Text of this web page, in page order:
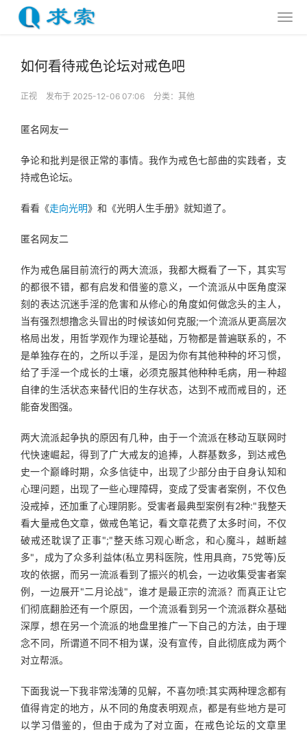
如何看待戒色论坛对戒色吧
正视 发布于 2025-12-06 07:06 分类： 其他
匿名网友一
争论和批判是很正常的事情。我作为戒色七部曲的实践者，支
持戒色论坛。
看看《走向光明》和《光明人生手册》就知道了。
匿名网友二
作为戒色届目前流行的两大流派，我都大概看了一下，其实写
的都很不错，都有启发和借鉴的意义，一个流派从中医角度深
刻的表达沉迷手淫的危害和从修心的角度如何做念头的主人，
当有强烈想撸念头冒出的时候该如何克服;一个流派从更高层次
格局出发，用哲学观作为理论基础，万物都是普遍联系的，不
是单独存在的，之所以手淫，是因为你有其他种种的坏习惯，
给了手淫一个成长的土壤，必须克服其他种种毛病，用一种超
自律的生活状态来替代旧的生存状态，达到不戒而戒目的，还
能奋发图强。
两大流派起争执的原因有几种，由于一个流派在移动互联网时
代快速崛起，得到了广大戒友的追捧，人群基数多，到达戒色
史一个巅峰时期，众多信徒中，出现了少部分由于自身认知和
心理问题，出现了一些心理障碍，变成了受害者案例，不仅色
没戒掉，还加重了心理阴影。受害者最典型案例有2种:"我整天
看大量戒色文章，做戒色笔记，看文章花费了太多时间，不仅
破戒还耽误了正事";"整天练习观心断念，和心魔斗，越断越
多"，成为了众多利益体(私立男科医院，性用具商，75党等)反
攻的依据，而另一流派看到了振兴的机会，一边收集受害者案
例，一边展开"二月论战"，谁才是最正宗的流派？而真正让它
们彻底翻脸还有一个原因，一个流派看到另一个流派群众基础
深厚，想在另一个流派的地盘里推广一下自己的方法，由于理
念不同，所谓道不同不相为谋，没有宣传，自此彻底成为两个
对立帮派。
下面我说一下我非常浅薄的见解，不喜勿喷:其实两种理念都有
值得肯定的地方，从不同的角度表明观点，都是有些地方是可
以学习借鉴的，但由于成为了对立面，在戒色论坛的文章里